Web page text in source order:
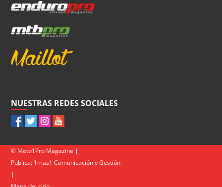
NUESTRAS REDES SOCIALES
© Moto1Pro Magazine |
Publica: 1mas1 Comunicación y Gestión
|